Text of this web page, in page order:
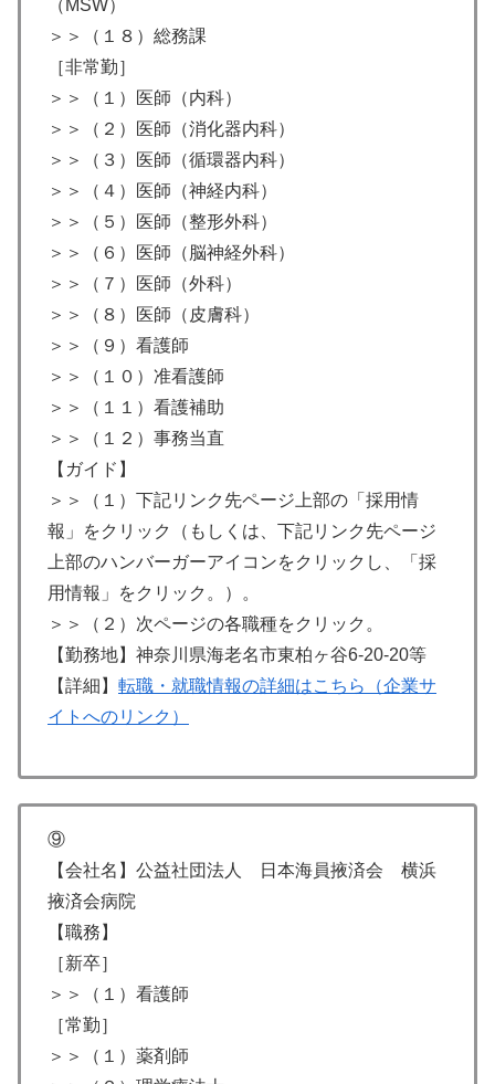
（MSW）
＞＞（１８）総務課
［非常勤］
＞＞（１）医師（内科）
＞＞（２）医師（消化器内科）
＞＞（３）医師（循環器内科）
＞＞（４）医師（神経内科）
＞＞（５）医師（整形外科）
＞＞（６）医師（脳神経外科）
＞＞（７）医師（外科）
＞＞（８）医師（皮膚科）
＞＞（９）看護師
＞＞（１０）准看護師
＞＞（１１）看護補助
＞＞（１２）事務当直
【ガイド】
＞＞（１）下記リンク先ページ上部の「採用情
報」をクリック（もしくは、下記リンク先ページ
上部のハンバーガーアイコンをクリックし、「採
用情報」をクリック。）。
＞＞（２）次ページの各職種をクリック。
【勤務地】神奈川県海老名市東柏ヶ谷6-20-20等
【詳細】 転職・就職情報の詳細はこちら（企業サ
イトへのリンク）
⑨
【会社名】公益社団法人 日本海員掖済会 横浜
掖済会病院
【職務】
［新卒］
＞＞（１）看護師
［常勤］
＞＞（１）薬剤師